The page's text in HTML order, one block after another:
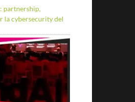
partnership,
la cybersecurity del